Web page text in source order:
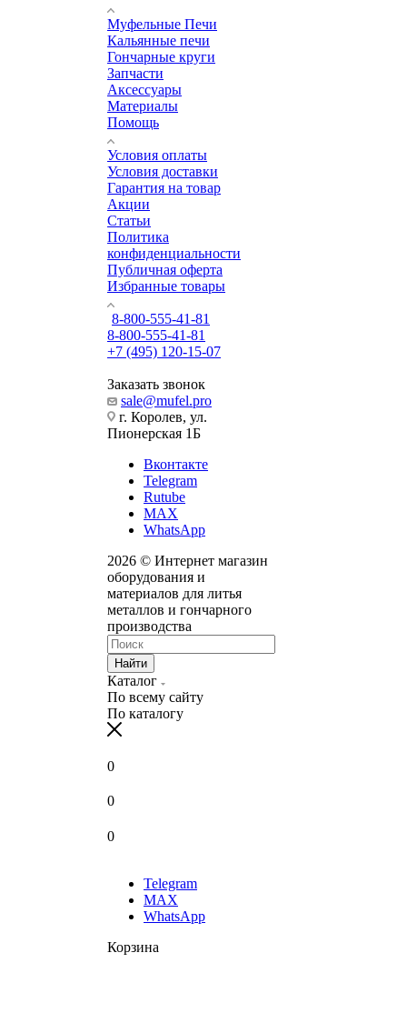
Муфельные Печи
Кальянные печи
Гончарные круги
Запчасти
Аксессуары
Материалы
Помощь
Условия оплаты
Условия доставки
Гарантия на товар
Акции
Статьи
Политика
конфиденциальности
Публичная оферта
Избранные товары
8-800-555-41-81
8-800-555-41-81
+7 (495) 120-15-07
Заказать звонок
sale@mufel.pro
г. Королев, ул.
Пионерская 1Б
Вконтакте
Telegram
Rutube
MAX
WhatsApp
2026 © Интернет магазин
оборудования и
материалов для литья
металлов и гончарного
производства
Найти
Каталог
По всему сайту
По каталогу
0
0
0
Telegram
MAX
WhatsApp
Корзина